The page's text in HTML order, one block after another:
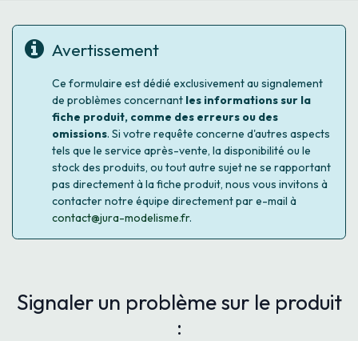
Avertissement
Ce formulaire est dédié exclusivement au signalement
de problèmes concernant les informations sur la
fiche produit, comme des erreurs ou des
omissions. Si votre requête concerne d'autres aspects
tels que le service après-vente, la disponibilité ou le
stock des produits, ou tout autre sujet ne se rapportant
pas directement à la fiche produit, nous vous invitons à
contacter notre équipe directement par e-mail à
contact@jura-modelisme.fr.
Signaler un problème sur le produit
: